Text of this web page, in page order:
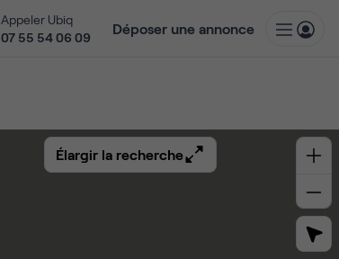
Appeler Ubiq
07 55 54 06 09
Déposer une annonce
Élargir la recherche